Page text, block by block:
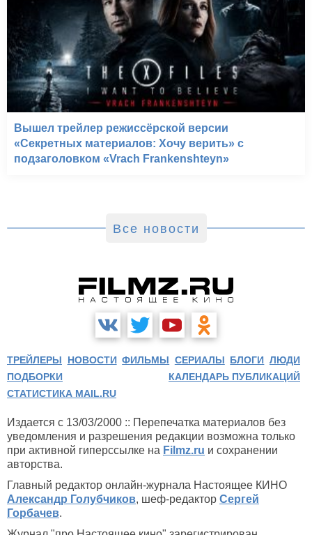
Вышел трейлер режиссёрской версии
«Секретных материалов: Хочу верить» с
подзаголовком «Vrach Frankenshteyn»
Все новости
ТРЕЙЛЕРЫ НОВОСТИ ФИЛЬМЫ СЕРИАЛЫ БЛОГИ ЛЮДИ
ПОДБОРКИ
КАЛЕНДАРЬ ПУБЛИКАЦИЙ
СТАТИСТИКА MAIL.RU
Издается с 13/03/2000 :: Перепечатка материалов без
уведомления и разрешения редакции возможна только
при активной гиперссылке на Filmz.ru и сохранении
авторства.
Главный редактор онлайн-журнала Настоящее КИНО
Александр Голубчиков, шеф-редактор Сергей
Горбачев.